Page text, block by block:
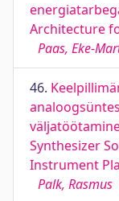
Architecture
Paas, Eke-
46.
Synthesizer
Instrument
Palk, Rasmus